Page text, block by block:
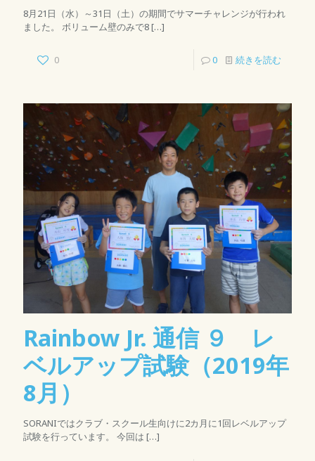
8月21日（水）～31日（土）の期間でサマーチャレンジが行われ
ました。 ボリューム壁のみで8[…]
0 0 続きを読む
Rainbow Jr. 通信 ９ レ
ベルアップ試験（2019年
8月）
SORANIではクラブ・スクール生向けに2カ月に1回レベルアップ
試験を行っています。 今回は […]